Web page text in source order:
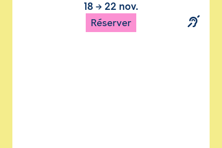
18 → 22 nov.
Réserver